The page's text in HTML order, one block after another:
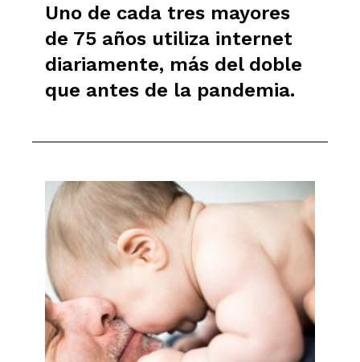
Uno de cada tres mayores
de 75 años utiliza internet
diariamente, más del doble
que antes de la pandemia.